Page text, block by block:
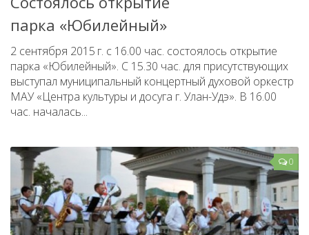
парка «Юбилейный»
2 сентября 2015 г. с 16.00 час. состоялось открытие
парка «Юбилейный». С 15.30 час. для присутствующих
выступал муниципальный концертный духовой оркестр
МАУ «Центра культуры и досуга г. Улан-Удэ». В 16.00
час. началась...
0